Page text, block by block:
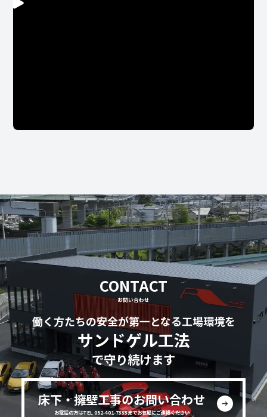
CONTACT
お問い合わせ
働く方たちの安全が第一となる工場環境を
サンドゲル工法
で守り続けます
床下・擁壁工事のお問い合わせ
お電話の方はTEL 052-401-7333までお気軽にご連絡ください